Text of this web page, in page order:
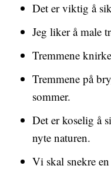
Det er viktig å
Jeg liker å male
Tremmene
Tremmene på
sommer.
Det er koselig å
nyte naturen.
Vi skal snekre